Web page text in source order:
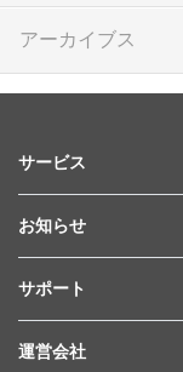
アーカイブス
サービス
お知らせ
サポート
運営会社